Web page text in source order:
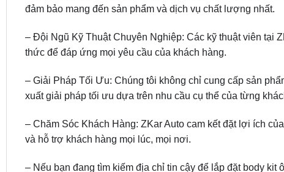
đảm bảo mang đến sản phẩm và dịch vụ chất lượng nhất.
– Đội Ngũ Kỹ Thuật Chuyên Nghiệp: Các kỹ thuật viên tại
thức để đáp ứng mọi yêu cầu của khách hàng.
– Giải Pháp Tối Ưu: Chúng tôi không chỉ cung cấp sản
xuất giải pháp tối ưu dựa trên nhu cầu cụ thể của từng
– Chăm Sóc Khách Hàng: ZKar Auto cam kết đặt lợi ích
và hỗ trợ khách hàng mọi lúc, mọi nơi.
– Nếu bạn đang tìm kiếm địa chỉ tin cậy để lắp đặt body